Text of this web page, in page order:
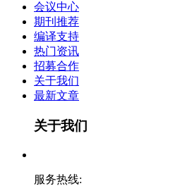
会议中心
期刊推荐
编译支持
热门资讯
招募合作
关于我们
最新文章
关于我们
服务热线: